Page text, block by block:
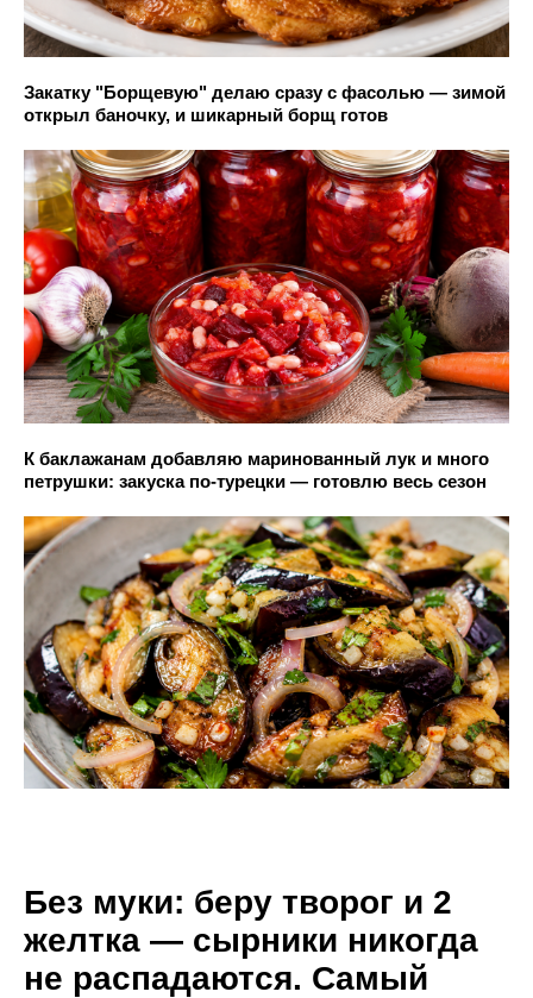
Закатку "Борщевую" делаю сразу с фасолью — зимой
открыл баночку, и шикарный борщ готов
К баклажанам добавляю маринованный лук и много
петрушки: закуска по-турецки — готовлю весь сезон
Без муки: беру творог и 2
желтка — сырники никогда
не распадаются. Самый